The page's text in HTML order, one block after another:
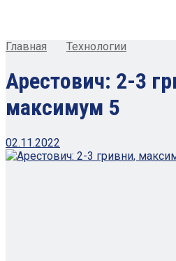
Главная Технологии
Арестович: 2-3
максимум 5
02.11.2022